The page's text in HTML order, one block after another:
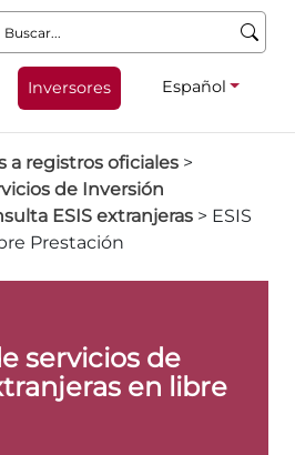
Buscar:
Inversores Español
a registros oficiales >
de Inversión
ESIS extranjeras > ESIS
Prestación
servicios de
en libre